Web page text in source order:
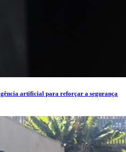
artificial para reforçar a segurança